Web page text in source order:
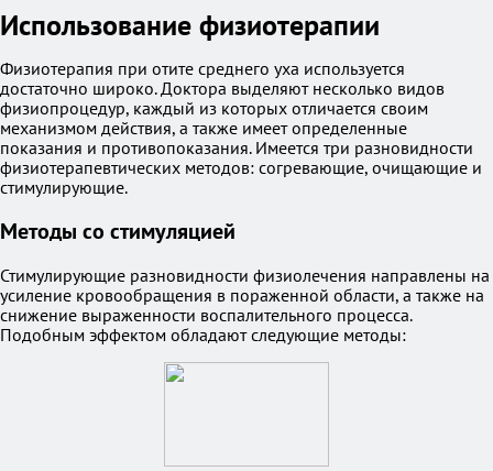
Использование физиотерапии
Физиотерапия при отите среднего уха используется
достаточно широко. Доктора выделяют несколько видов
физиопроцедур, каждый из которых отличается своим
механизмом действия, а также имеет определенные
показания и противопоказания. Имеется три разновидности
физиотерапевтических методов: согревающие, очищающие и
стимулирующие.
Методы со стимуляцией
Стимулирующие разновидности физиолечения направлены на
усиление кровообращения в пораженной области, а также на
снижение выраженности воспалительного процесса.
Подобным эффектом обладают следующие методы: